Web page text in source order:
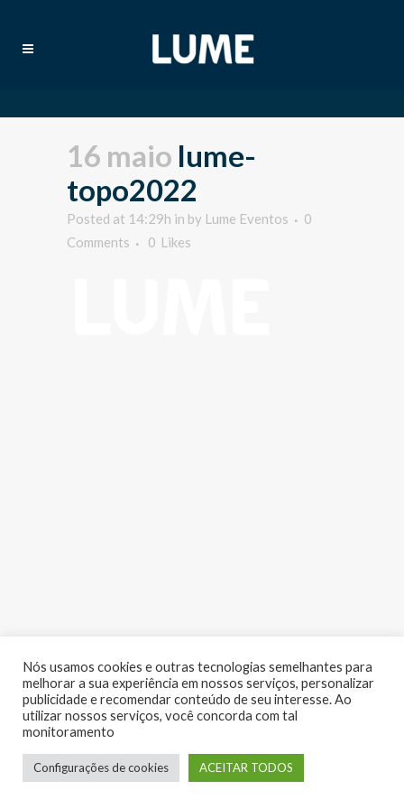
16 maio lume-
topo2022
Posted at 14:29h in by Lume Eventos
0
Comments
0 Likes
LUME EVENTOS | Copyright 2017 - Todos os direitos reservados
Nós usamos cookies e outras tecnologias semelhantes para
melhorar a sua experiência em nossos serviços, personalizar
publicidade e recomendar conteúdo de seu interesse. Ao
utilizar nossos serviços, você concorda com tal
monitoramento
Configurações de cookies ACEITAR TODOS